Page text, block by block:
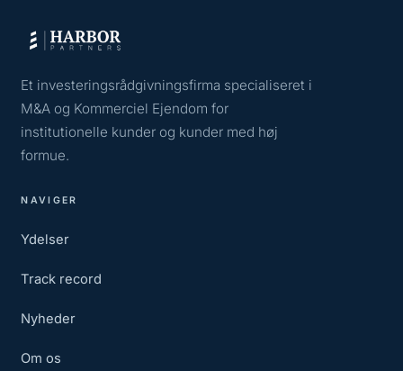
Et investeringsrådgivningsfirma specialiseret i
M&A og Kommerciel Ejendom for
institutionelle kunder og kunder med høj
formue.
NAVIGER
Ydelser
Track record
Nyheder
Om os